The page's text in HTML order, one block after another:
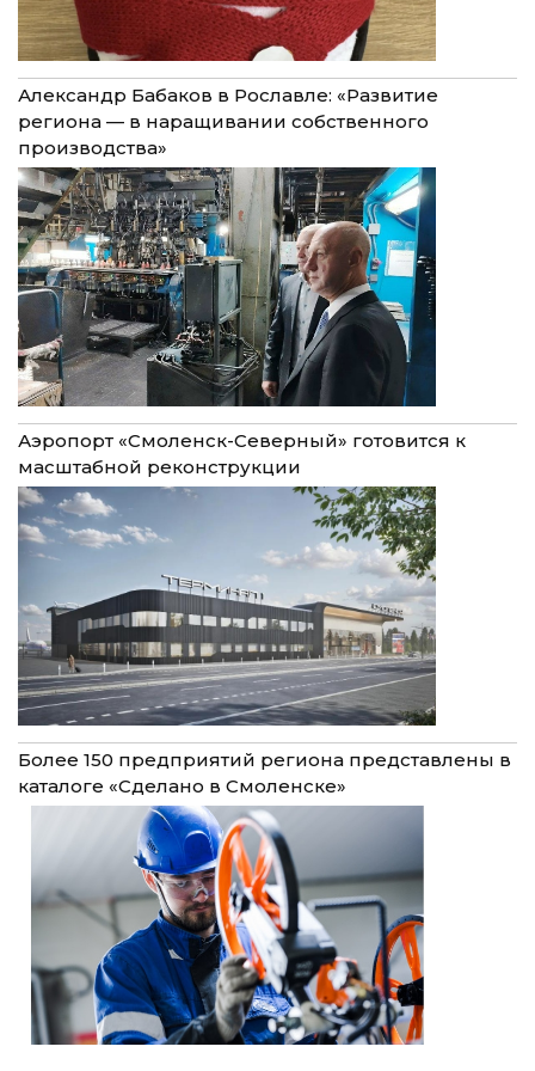
Александр Бабаков в Рославле: «Развитие
региона — в наращивании собственного
производства»
Аэропорт «Смоленск-Северный» готовится к
масштабной реконструкции
Более 150 предприятий региона представлены в
каталоге «Сделано в Смоленске»